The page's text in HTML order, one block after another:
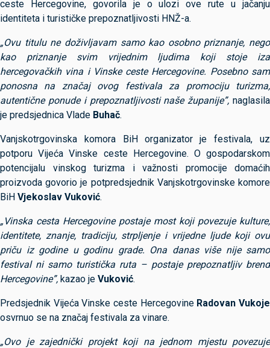
ceste Hercegovine, govorila je o ulozi ove rute u jačanju
identiteta i turističke prepoznatljivosti HNŽ-a.
„Ovu titulu ne doživljavam samo kao osobno priznanje, nego
kao priznanje svim vrijednim ljudima koji stoje iza
hercegovačkih vina i Vinske ceste Hercegovine. Posebno sam
ponosna na značaj ovog festivala za promociju turizma,
autentične ponude i prepoznatljivosti naše županije”, naglasila
je predsjednica Vlade Buhač.
Vanjskotrgovinska komora BiH organizator je festivala, uz
potporu Vijeća Vinske ceste Hercegovine. O gospodarskom
potencijalu vinskog turizma i važnosti promocije domaćih
proizvoda govorio je potpredsjednik Vanjskotrgovinske komore
BiH Vjekoslav Vuković.
„Vinska cesta Hercegovine postaje most koji povezuje kulture,
identitete, znanje, tradiciju, strpljenje i vrijedne ljude koji ovu
priču iz godine u godinu grade. Ona danas više nije samo
festival ni samo turistička ruta – postaje prepoznatljiv brend
Hercegovine”, kazao je Vuković.
Predsjednik Vijeća Vinske ceste Hercegovine Radovan Vukoje
osvrnuo se na značaj festivala za vinare.
„Ovo je zajednički projekt koji na jednom mjestu povezuje